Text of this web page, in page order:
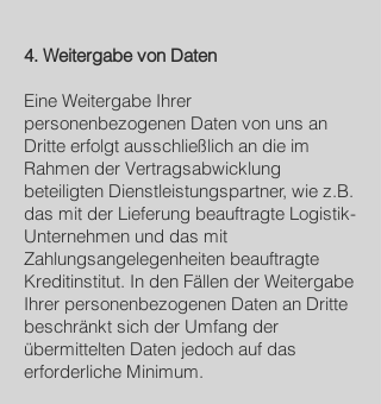
4. Weitergabe von Daten
Eine Weitergabe Ihrer
personenbezogenen Daten von uns an
Dritte erfolgt ausschließlich an die im
Rahmen der Vertragsabwicklung
beteiligten Dienstleistungspartner, wie z.B.
das mit der Lieferung beauftragte Logistik-
Unternehmen und das mit
Zahlungsangelegenheiten beauftragte
Kreditinstitut. In den Fällen der Weitergabe
Ihrer personenbezogenen Daten an Dritte
beschränkt sich der Umfang der
übermittelten Daten jedoch auf das
erforderliche Minimum.